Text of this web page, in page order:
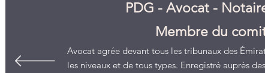
Avocat agrée devant tous les tribunaux des
les niveaux et de tous types. Enregistré auprès
PDG - Avocat -
Membre du